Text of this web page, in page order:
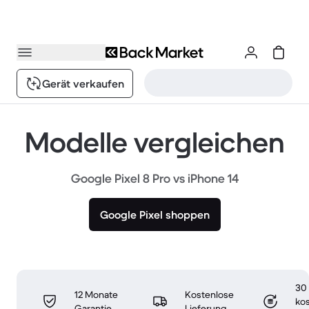
Gerät verkaufen
Modelle vergleichen
Google Pixel 8 Pro vs iPhone 14
Google Pixel shoppen
12 Monate
Kostenlose
30